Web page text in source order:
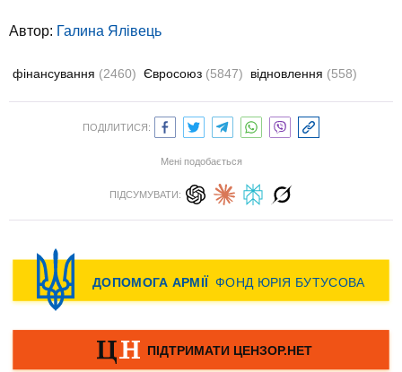
Автор: Галина Ялівець
фінансування (2460) Євросоюз (5847) відновлення (558)
ПОДІЛИТИСЯ:
Мені подобається
ПІДСУМУВАТИ: